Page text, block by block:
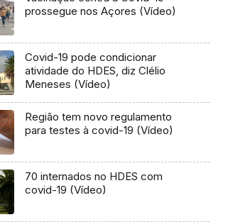
prossegue nos Açores (Vídeo)
Covid-19 pode condicionar
atividade do HDES, diz Clélio
Meneses (Vídeo)
Região tem novo regulamento
para testes à covid-19 (Vídeo)
70 internados no HDES com
covid-19 (Vídeo)